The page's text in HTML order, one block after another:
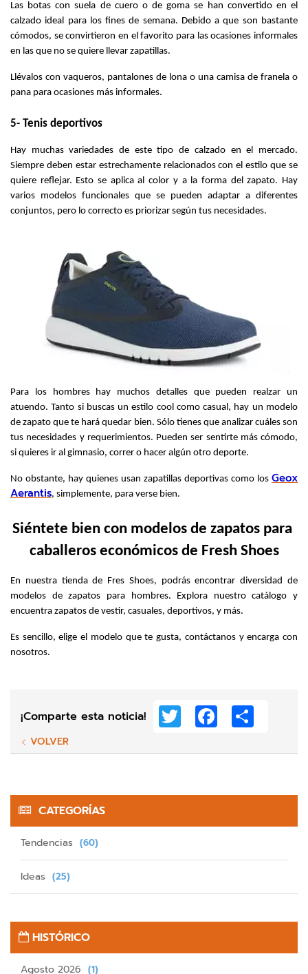
Las botas con suela de cuero o de goma se han convertido en el
calzado ideal para los fines de semana. Debido a que son bastante
cómodos, se convirtieron en el favorito para las ocasiones informales
en las que no se quiere llevar zapatillas.
Llévalos con vaqueros, pantalones de lona o una camisa de franela o
pana para ocasiones más informales.
5- Tenis deportivos
Hay muchas variedades de este tipo de calzado en el mercado.
Siempre deben estar estrechamente relacionados con el estilo que se
quiere reflejar. Esto se aplica al color y a la forma del zapato. Hay
varios modelos funcionales que se pueden adaptar a diferentes
conjuntos, pero lo correcto es priorizar según tus necesidades.
Para los hombres hay muchos detalles que pueden realzar un
atuendo. Tanto si buscas un estilo cool como casual, hay un modelo
de zapato que te hará quedar bien. Sólo tienes que analizar cuáles son
tus necesidades y requerimientos. Pueden ser sentirte más cómodo,
si quieres ir al gimnasio, correr o hacer algún otro deporte.
No obstante, hay quienes usan zapatillas deportivas como los Geox
Aerantis, simplemente, para verse bien.
Siéntete bien con modelos de zapatos para
caballeros económicos de Fresh Shoes
En nuestra tienda de Fres Shoes, podrás encontrar diversidad de
modelos de zapatos para hombres. Explora nuestro catálogo y
encuentra zapatos de vestir, casuales, deportivos, y más.
Es sencillo, elige el modelo que te gusta, contáctanos y encarga con
nosotros.
¡Comparte esta noticia! Twitter Facebook
VOLVER
CATEGORÍAS
Tendencias (60)
Ideas (25)
HISTÓRICO
Agosto 2026 (1)